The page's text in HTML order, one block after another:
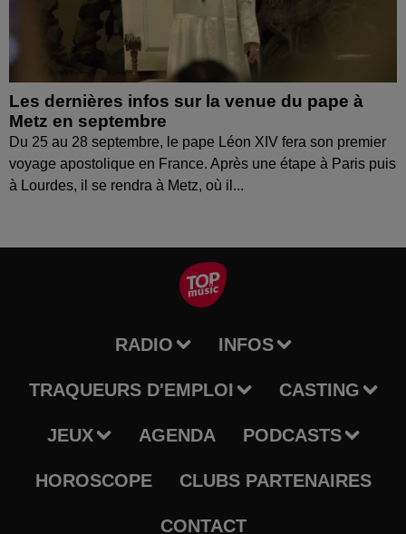
Les dernières infos sur la venue du pape à
Metz en septembre
Du 25 au 28 septembre, le pape Léon XIV fera son premier
voyage apostolique en France. Après une étape à Paris puis
à Lourdes, il se rendra à Metz, où il...
RADIO INFOS
TRAQUEURS D'EMPLOI CASTING
JEUX AGENDA PODCASTS
HOROSCOPE CLUBS PARTENAIRES
CONTACT